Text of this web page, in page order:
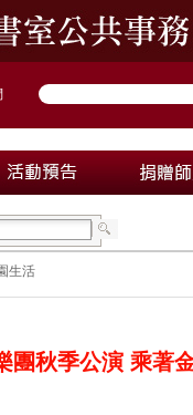
生活
團秋季公演 乘著